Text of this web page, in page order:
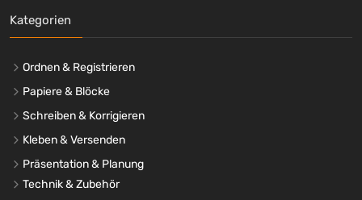
Kategorien
Ordnen & Registrieren
Papiere & Blöcke
Schreiben & Korrigieren
Kleben & Versenden
Präsentation & Planung
Technik & Zubehör